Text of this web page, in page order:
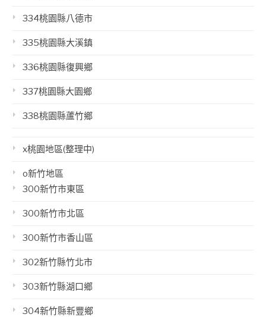
334桃園縣八德市
335桃園縣大溪鎮
336桃園縣復興鄉
337桃園縣大園鄉
338桃園縣蘆竹鄉
x桃園地區(整理中)
o新竹地區
300新竹市東區
300新竹市北區
300新竹市香山區
302新竹縣竹北市
303新竹縣湖口鄉
304新竹縣新豐鄉